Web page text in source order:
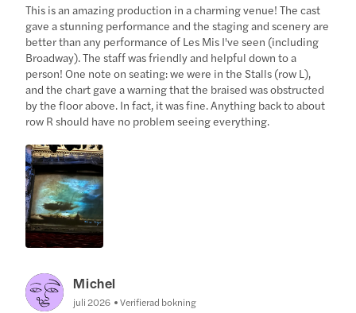
This is an amazing production in a charming venue! The cast
gave a stunning performance and the staging and scenery are
better than any performance of Les Mis I've seen (including
Broadway). The staff was friendly and helpful down to a
person! One note on seating: we were in the Stalls (row L),
and the chart gave a warning that the braised was obstructed
by the floor above. In fact, it was fine. Anything back to about
row R should have no problem seeing everything.
Michel
juli 2026 Verifierad bokning